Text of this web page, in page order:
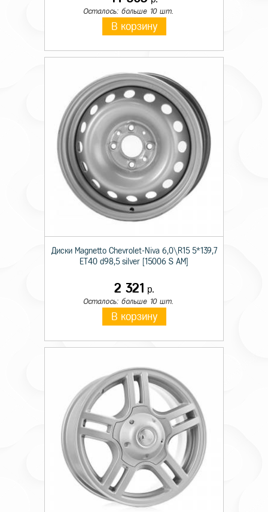
Осталось: больше 10 шт.
В корзину
Диски Magnetto Chevrolet-Niva 6,0\R15 5*139,7
ET40 d98,5 silver [15006 S AM]
2 321 р.
Осталось: больше 10 шт.
В корзину